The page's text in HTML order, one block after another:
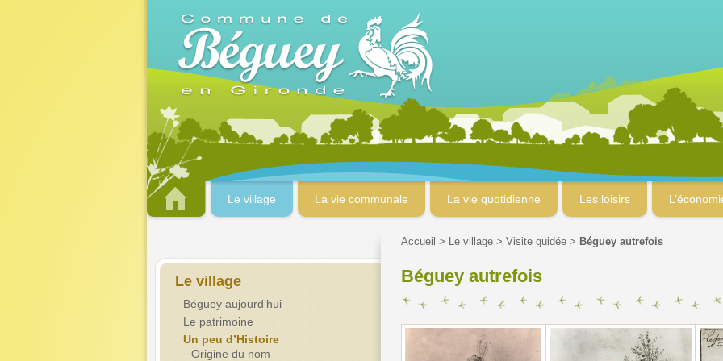
Le village La vie communale La vie quotidienne Les loisirs
Le village
Béguey aujourd’hui
Le patrimoine
Un peu d’Histoire
Origine du nom
Accueil > Le village > Visite guidée > Béguey autrefois
Béguey autrefois